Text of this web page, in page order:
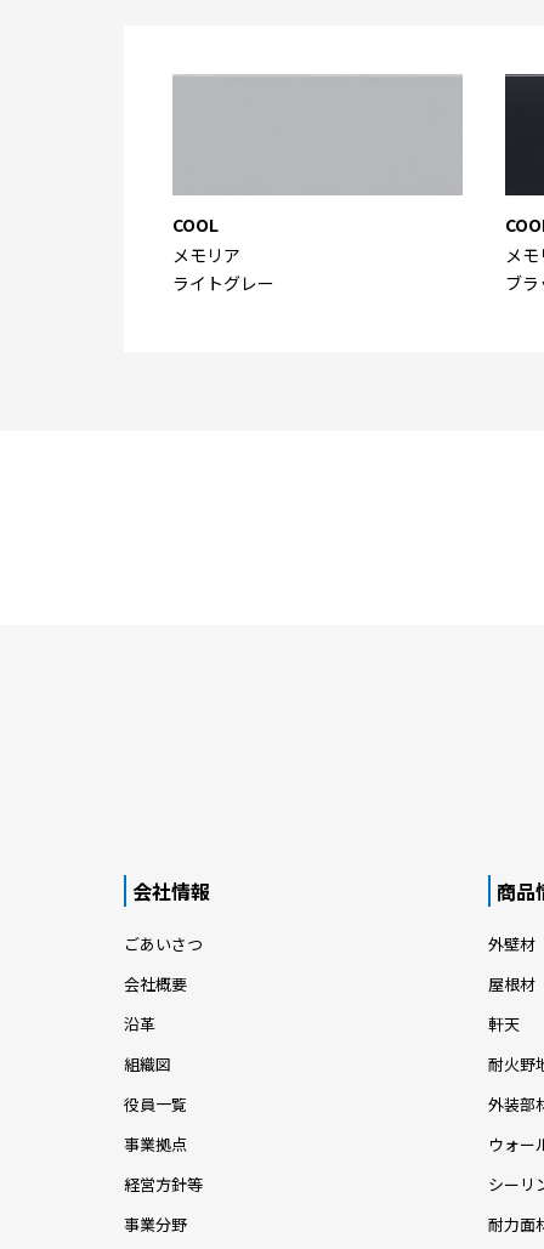
COOL
メモリア
ライトグレー
メ
ブ
会社情報
ごあいさつ
会社概要
沿革
組織図
役員一覧
事業拠点
経営方針等
事業分野
商品
外壁材
屋根材
軒天
耐火野
外装部
ウォー
シーリ
耐力面